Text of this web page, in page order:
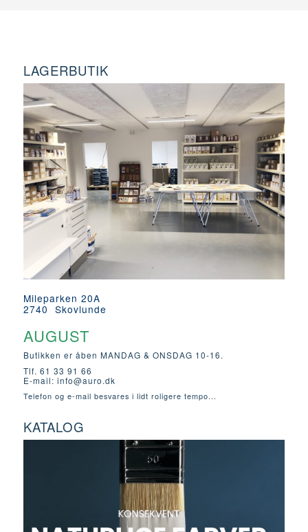
LAGERBUTIK
Mileparken 20A
2740 Skovlunde
AUGUST
Butikken er åben MANDAG & ONSDAG 10-16.
Tlf. 61 33 91 66
E-mail: info@auro.dk
Telefon og e-mail besvares i lidt roligere tempo...
KATALOG